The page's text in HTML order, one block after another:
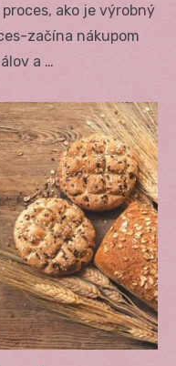
ako je výrobný
začína nákupom
a …